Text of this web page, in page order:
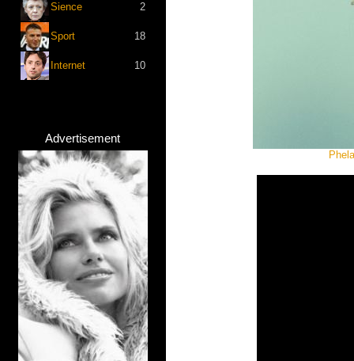
Sience 2
Sport 18
Internet 10
Advertisement